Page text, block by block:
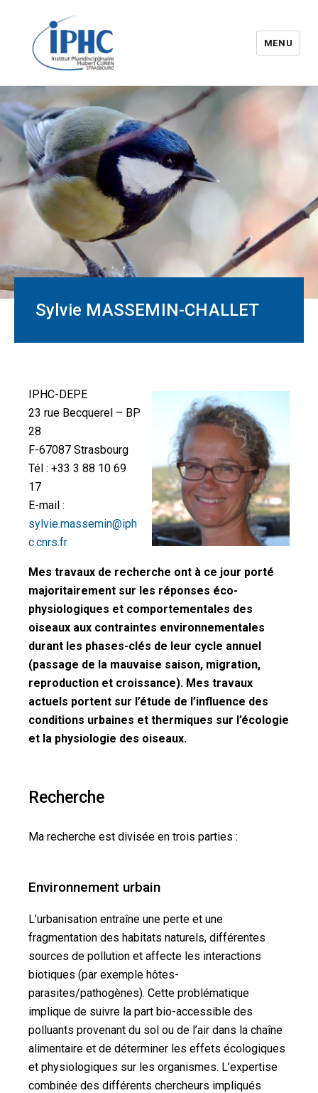
Institut pluridisciplinaire Hubert
Curien – IPHC
MENU
Sylvie MASSEMIN-CHALLET
IPHC-DEPE
23 rue Becquerel – BP
28
F-67087 Strasbourg
Tél : +33 3 88 10 69
17
E-mail :
sylvie.massemin@iph
c.cnrs.fr
Mes travaux de recherche ont à ce jour porté
majoritairement sur les réponses éco-
physiologiques et comportementales des
oiseaux aux contraintes environnementales
durant les phases-clés de leur cycle annuel
(passage de la mauvaise saison, migration,
reproduction et croissance). Mes travaux
actuels portent sur l’étude de l’influence des
conditions urbaines et thermiques sur l’écologie
et la physiologie des oiseaux.
Recherche
Ma recherche est divisée en trois parties :
Environnement urbain
L’urbanisation entraîne une perte et une
fragmentation des habitats naturels, différentes
sources de pollution et affecte les interactions
biotiques (par exemple hôtes-
parasites/pathogènes). Cette problématique
implique de suivre la part bio-accessible des
polluants provenant du sol ou de l’air dans la chaîne
alimentaire et de déterminer les effets écologiques
et physiologiques sur les organismes. L’expertise
combinée des différents chercheurs impliqués